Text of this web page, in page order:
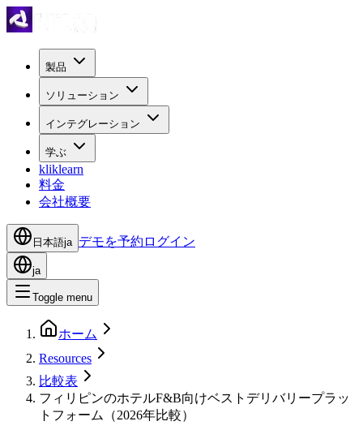
製品
ソリューション
インテグレーション
学ぶ
kliklearn
料金
会社概要
日本語ja デモを予約 ログイン
ja
Toggle menu
ホーム
Resources
比較表
フィリピンのホテルF&B向けベストデリバリープラッ
トフォーム（2026年比較）